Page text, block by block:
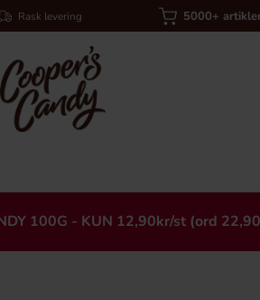
Rask levering 5000+
100G - KUN 12,90kr/st (ord